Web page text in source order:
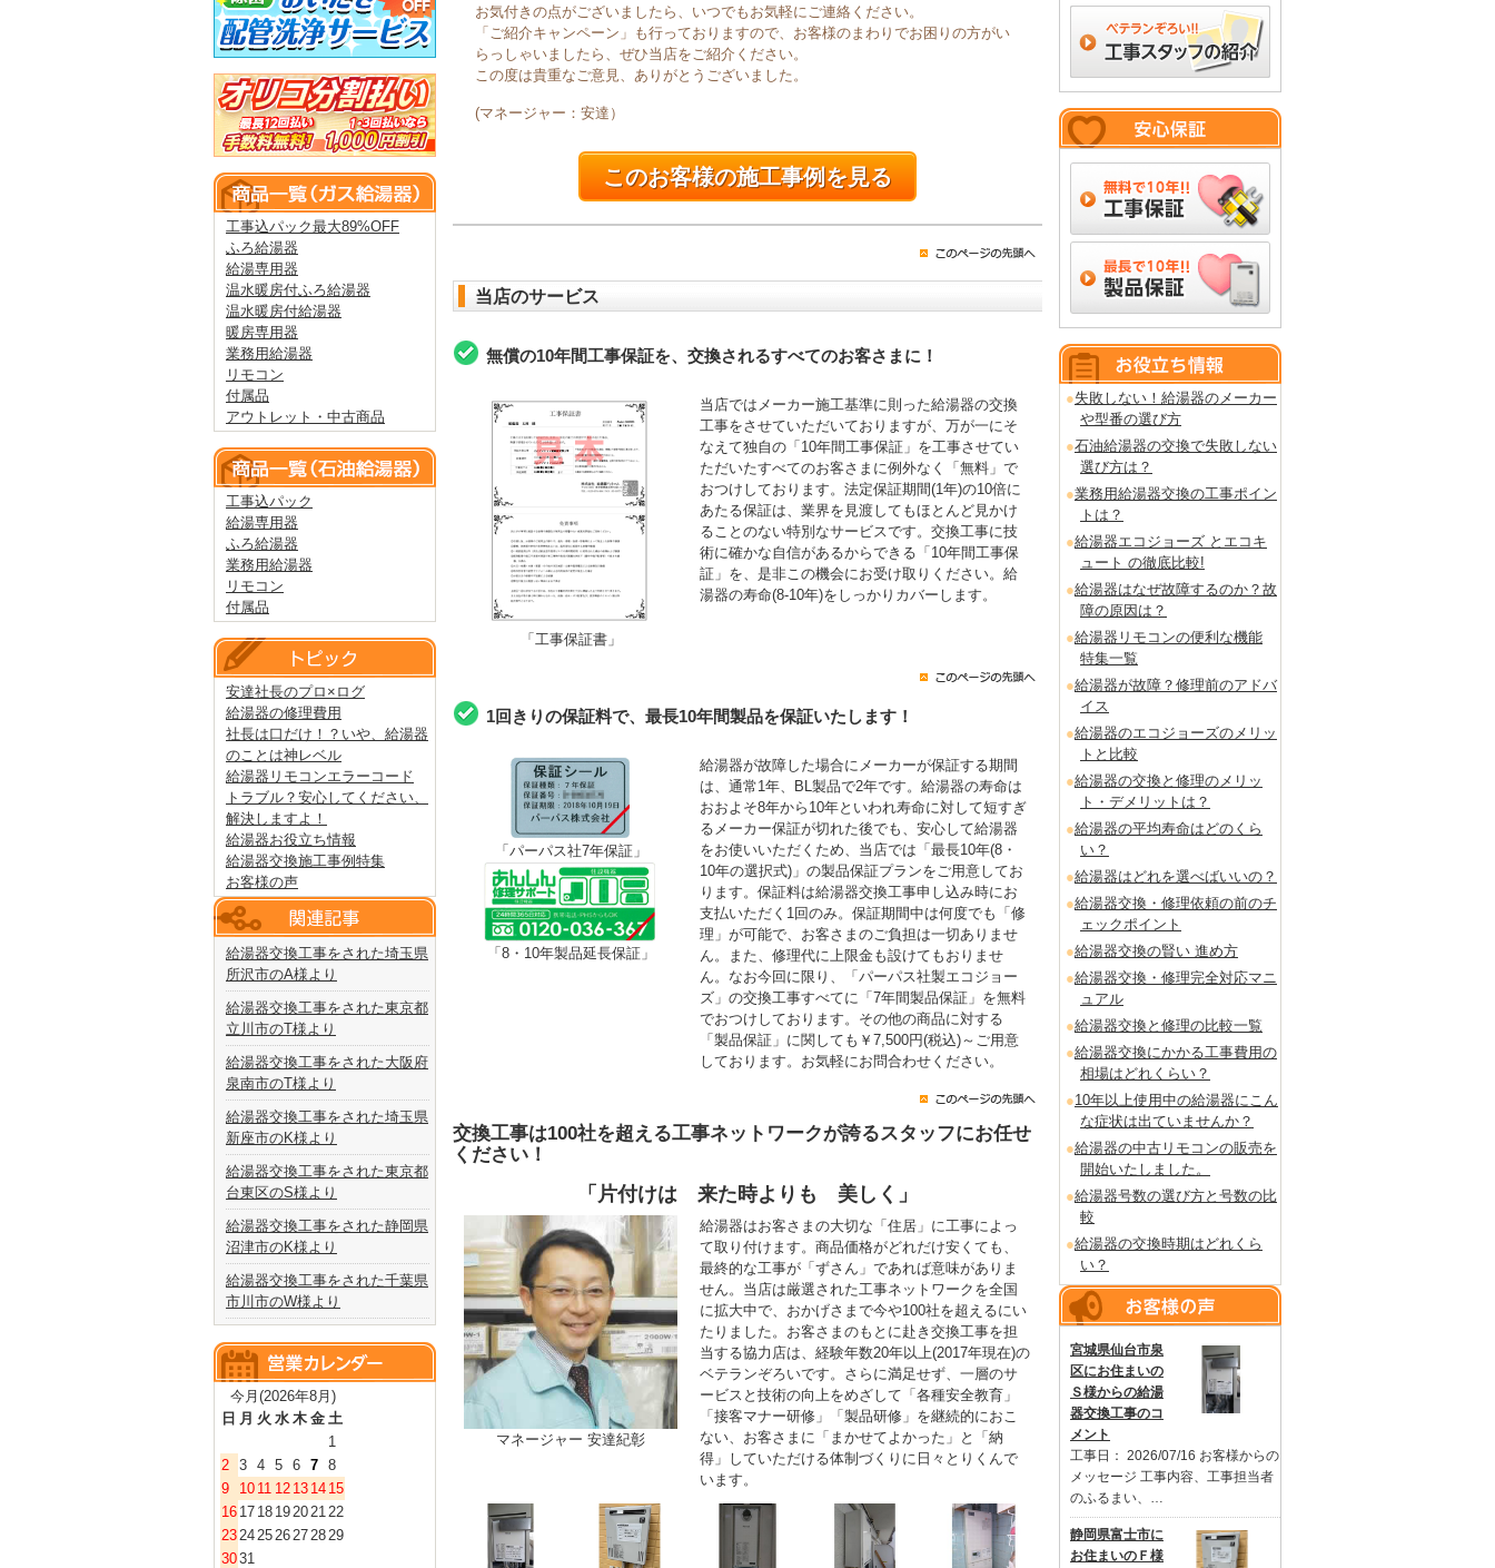
工事込パック最大89%OFF
ふろ給湯器
給湯専用器
温水暖房付ふろ給湯器
温水暖房付給湯器
暖房専用器
業務用給湯器
リモコン
付属品
アウトレット・中古商品
工事込パック
給湯専用器
ふろ給湯器
業務用給湯器
リモコン
付属品
安達社長のプロ×ログ
給湯器の修理費用
社長は口だけ！？いや、給湯器
のことは神レベル
給湯器リモコンエラーコード
トラブル？安心してください、
解決しますよ！
給湯器お役立ち情報
給湯器交換施工事例特集
お客様の声
給湯器交換工事をされた埼玉県
所沢市のA様より
給湯器交換工事をされた東京都
立川市のT様より
給湯器交換工事をされた大阪府
泉南市のT様より
給湯器交換工事をされた埼玉県
新座市のK様より
給湯器交換工事をされた東京都
台東区のS様より
給湯器交換工事をされた静岡県
沼津市のK様より
給湯器交換工事をされた千葉県
市川市のW様より
今月(2026年8月)
日 月 火 水 木 金 土
1
2 3 4 5 6 7 8
9
10 11 12 13 14 15
16 17 18 19202122
23242526272829
3031
失敗しない！給湯器のメーカー
や型番の選び方
石油給湯器の交換で失敗しない
選び方は？
業務用給湯器交換の工事ポイン
トは？
給湯器エコジョーズ とエコキ
ュート の徹底比較!
給湯器はなぜ故障するのか？故
障の原因は？
給湯器リモコンの便利な機能
特集一覧
給湯器が故障？修理前のアドバ
イス
給湯器のエコジョーズのメリッ
トと比較
給湯器の交換と修理のメリッ
ト・デメリットは？
給湯器の平均寿命はどのくら
い？
給湯器はどれを選べばいいの？
給湯器交換・修理依頼の前のチ
ェックポイント
給湯器交換の賢い 進め方
給湯器交換・修理完全対応マニ
ュアル
給湯器交換と修理の比較一覧
給湯器交換にかかる工事費用の
相場はどれくらい？
10年以上使用中の給湯器にこん
な症状は出ていませんか？
給湯器の中古リモコンの販売を
開始いたしました。
給湯器号数の選び方と号数の比
較
給湯器の交換時期はどれくら
い？
宮城県仙台市泉
区にお住まいの
Ｓ様からの給湯
器交換工事のコ
メント
工事日： 2026/07/16 お客様からの
メッセージ 工事内容、工事担当者
のふるまい、…
静岡県富士市に
お住まいのＦ様
お気付きの点がございましたら、いつでもお気軽にご連絡ください。
「ご紹介キャンペーン」も行っておりますので、お客様のまわりでお困りの方がい
らっしゃいましたら、ぜひ当店をご紹介ください。
この度は貴重なご意見、ありがとうございました。
(マネージャー：安達）
このお客様の施工事例を見る
当店のサービス
無償の10年間工事保証を、交換されるすべてのお客さまに！
「工事保証書」
当店ではメーカー施工基準に則った給湯器の交換
工事をさせていただいておりますが、万が一にそ
なえて独自の「10年間工事保証」を工事させてい
ただいたすべてのお客さまに例外なく「無料」で
おつけしております。法定保証期間(1年)の10倍に
あたる保証は、業界を見渡してもほとんど見かけ
ることのない特別なサービスです。交換工事に技
術に確かな自信があるからできる「10年間工事保
証」を、是非この機会にお受け取りください。給
湯器の寿命(8-10年)をしっかりカバーします。
1回きりの保証料で、最長10年間製品を保証いたします！
「パーパス社7年保証」
「8・10年製品延長保証」
給湯器が故障した場合にメーカーが保証する期間
は、通常1年、BL製品で2年です。給湯器の寿命は
おおよそ8年から10年といわれ寿命に対して短すぎ
るメーカー保証が切れた後でも、安心して給湯器
をお使いいただくため、当店では「最長10年(8・
10年の選択式)」の製品保証プランをご用意してお
ります。保証料は給湯器交換工事申し込み時にお
支払いただく1回のみ。保証期間中は何度でも「修
理」が可能で、お客さまのご負担は一切ありませ
ん。また、修理代に上限金も設けてもおりませ
ん。なお今回に限り、「パーパス社製エコジョー
ズ」の交換工事すべてに「7年間製品保証」を無料
でおつけしております。その他の商品に対する
「製品保証」に関しても￥7,500円(税込)～ご用意
しております。お気軽にお問合わせください。
交換工事は100社を超える工事ネットワークが誇るスタッフにお任せ
ください！
「片付けは 来た時よりも 美しく」
マネージャー 安達紀彰
給湯器はお客さまの大切な「住居」に工事によっ
て取り付けます。商品価格がどれだけ安くても、
最終的な工事が「ずさん」であれば意味がありま
せん。当店は厳選された工事ネットワークを全国
に拡大中で、おかげさまで今や100社を超えるにい
たりました。お客さまのもとに赴き交換工事を担
当する協力店は、経験年数20年以上(2017年現在)の
ベテランぞろいです。さらに満足せず、一層のサ
ービスと技術の向上をめざして「各種安全教育」
「接客マナー研修」「製品研修」を継続的におこ
ない、お客さまに「まかせてよかった」と「納
得」していただける体制づくりに日々とりくんで
います。